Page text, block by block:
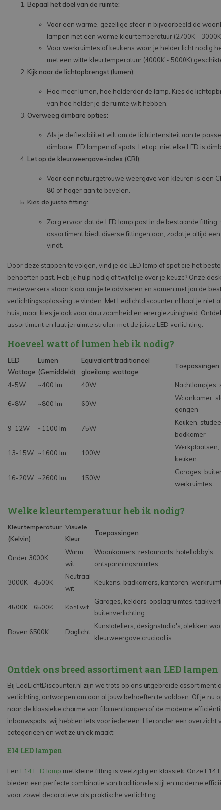
Bepaal het doel van de ruimte:
Voor een warme, gezellige sfeer in bijvoorbeeld de
lampen met een warme kleurtemperatuur (2700K -
Voor werkruimtes of keukens waar je helder licht nodig
met een witte kleurtemperatuur (4000K - 5000K)
Kijk naar de lichtopbrengst (lumen):
Hoe meer lumen, hoe helderder de lamp. Kies de
van hoe helder je de ruimte wilt hebben.
Overweeg dimbare opties:
Als je de flexibiliteit wilt om de lichtintensiteit aan te
dimbare LED lampen of spots. Let op: niet elke LED is
Let op de kleurweergave-index (CRI):
Voor een natuurgetrouwe weergave van kleuren is een
80 of hoger aan te bevelen.
Kies de juiste fitting:
Zorg ervoor dat de LED lamp past in de bestaande fitting.
assortiment biedt diverse fittingen aan, zodat je altijd
vindt.
Door deze stappen te volgen, vind je de LED lamp of spot die het
behoeften past. Heb je hulp nodig of twijfel je over je keuze? Onze
medewerkers staan klaar om je te adviseren en samen met jou de
verlichtingsoplossing te vinden. Met Ledlichtdiscounter.nl haal je niet
huis, maar kies je ook voor duurzaamheid en energiezuinigheid.
assortiment en laat je ruimte stralen met de juiste LED verlichting.
Hoeveel watt of lumen heb ik nodig?
LED
Wattage
Lumen
(Gemiddeld)
Equivalent traditioneel
gloeilamp wattage
Toepassingen
4-5W ~400 lm 40W Nachtlampjes,
6-8W ~800 lm 60W
Woonkamer,
gangen
9-12W ~1100 lm 75W
Keuken,
badkamer
13-15W ~1600 lm 100W
Werkplaatsen,
keuken
16-20W ~2600 lm 150W
Garages,
werkruimtes
Welke kleurtemperatuur heb ik nodig?
Kleurtemperatuur
(Kelvin)
Visuele
Kleur
Toepassingen
Onder 3000K
Warm
wit
Woonkamers, restaurants, hotellobby's,
ontspanningsruimtes
3000K - 4500K
Neutraal
wit
Keukens, badkamers, kantoren,
4500K - 6500K Koel wit
Garages, kelders, opslagruimtes,
buitenverlichting
Boven 6500K Daglicht
Kunstateliers, designstudio's, plekken
kleurweergave cruciaal is
Ontdek ons breed assortiment aan LED lampen
Bij LedLichtDiscounter.nl zijn we trots op ons uitgebreide assortiment
verlichting, ontworpen om aan al jouw behoeften te voldoen. Of je nu
naar de klassieke charme van filamentlampen of de moderne
inbouwspots, wij hebben iets voor iedereen. Hieronder een overzicht
categorieën en wat ze uniek maakt:
E14 LED lampen
Een E14 LED lamp met kleine fitting is veelzijdig en klassiek. Onze E14
bieden een perfecte combinatie van traditionele stijl en moderne
voor zowel decoratieve als praktische verlichting.